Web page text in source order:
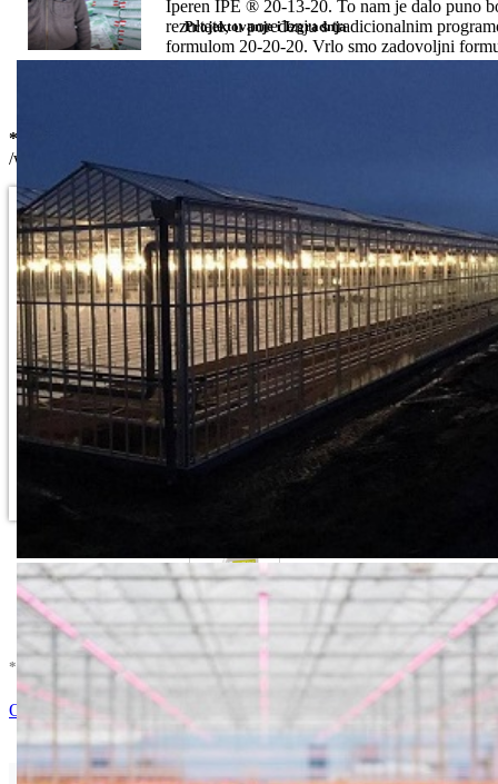
Projektovanje i Izgradnja
Iperen IPE ® 20-13-20. To nam je dalo puno
rezultate, u poređenju s tradicionalnim
formulom 20-20-20. Vrlo smo zadovoljni
IPE ® . "
*Yasin El Chebbi
/www.vaniperen.com)
* U cenu je uracunat PDV * Dodaj u Korpu
Ocenite i napišite preporuku
Isporuka Info